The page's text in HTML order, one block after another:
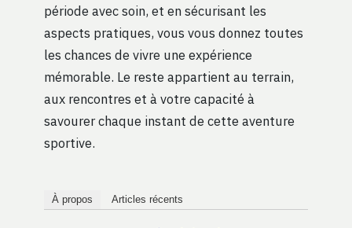
période avec soin, et en sécurisant les
aspects pratiques, vous vous donnez toutes
les chances de vivre une expérience
mémorable. Le reste appartient au terrain,
aux rencontres et à votre capacité à
savourer chaque instant de cette aventure
sportive.
À propos Articles récents